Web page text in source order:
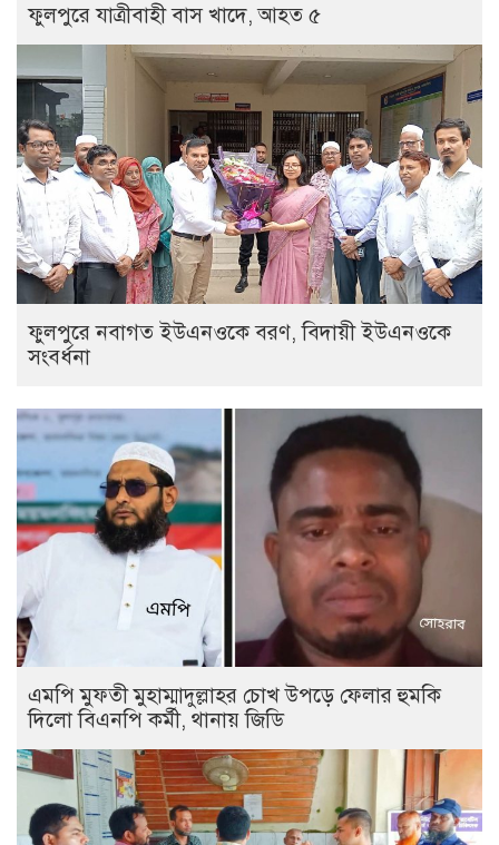
ফুলপুরে যাত্রীবাহী বাস খাদে, আহত ৫
ফুলপুরে নবাগত ইউএনওকে বরণ, বিদায়ী ইউএনওকে
সংবর্ধনা
এমপি মুফতী মুহাম্মাদুল্লাহর চোখ উপড়ে ফেলার হুমকি
দিলো বিএনপি কর্মী, থানায় জিডি